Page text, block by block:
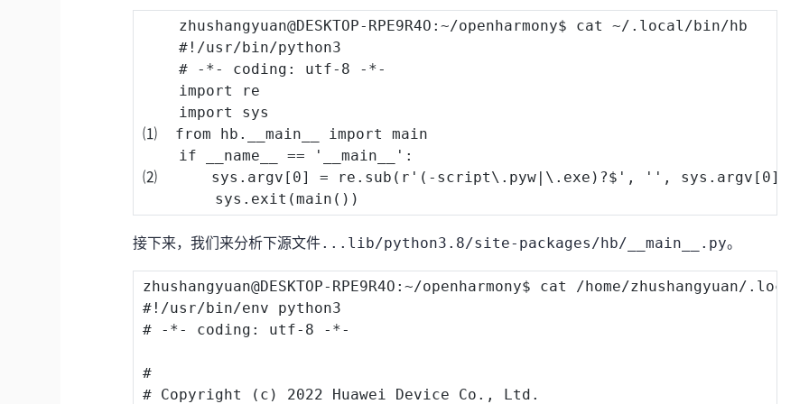
    zhushangyuan@
DESKTOP- RPE9R4O :~/openharmony$ cat ~/ . local /bin/hb
    #
! /usr/bin/python3
    #
- *- coding : utf- 8 - *-
import
re
import
sys
⑴  from hb . __main__ import
main
if __name__ == '__main__' :
⑵      sys . argv [ 0] = re . sub ( r '(-script\.pyw|\.exe)?$' , '' , sys . argv [ 0]
        sys
. exit (main ( ) )
接下来，我们来分析下源文件...lib/python3.8/site-packages/hb/__main__.py。
zhushangyuan@DESKTOP- RPE9R4O :~/openharmony$ cat /home/zhushangyuan/ . local
#!/usr/bin/env python3
# -*- coding: utf-8 -*-
#
# Copyright (c) 2022 Huawei Device Co., Ltd.